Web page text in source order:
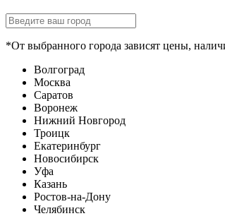
*От выбранного города зависят цены,
Волгоград
Москва
Саратов
Воронеж
Нижний Новгород
Троицк
Екатеринбург
Новосибирск
Уфа
Казань
Ростов-на-Дону
Челябинск